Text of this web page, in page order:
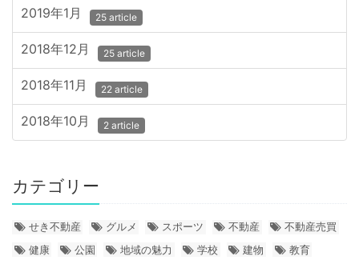
2019年1月 25 article
2018年12月 25 article
2018年11月 22 article
2018年10月 2 article
カテゴリー
せき不動産 グルメ スポーツ 不動産
不動産売買
健康
公園 地域の魅力 学校 建物
教育